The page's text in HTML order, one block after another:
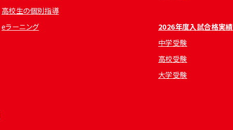
高校生の個別指導
eラーニング
2026年度入試合格実績
中学受験
高校受験
大学受験